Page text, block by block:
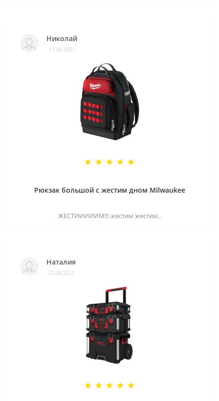
Николай
11.09.2021
Рюкзак большой с жестим дном Milwaukee
ЖЕСТИИИИИМ!!! жестим жестим..
Наталия
27.08.2021